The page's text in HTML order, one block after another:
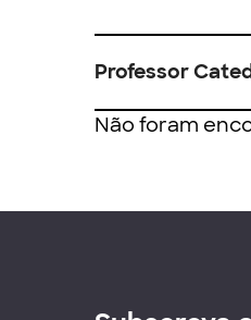
Professor
Não foram